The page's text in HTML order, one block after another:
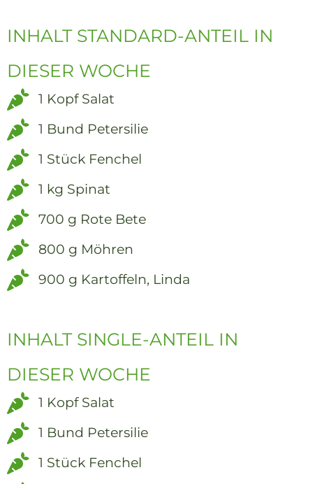
INHALT STANDARD-ANTEIL IN
DIESER WOCHE
1 Kopf Salat
1 Bund Petersilie
1 Stück Fenchel
1 kg Spinat
700 g Rote Bete
800 g Möhren
900 g Kartoffeln, Linda
INHALT SINGLE-ANTEIL IN
DIESER WOCHE
1 Kopf Salat
1 Bund Petersilie
1 Stück Fenchel